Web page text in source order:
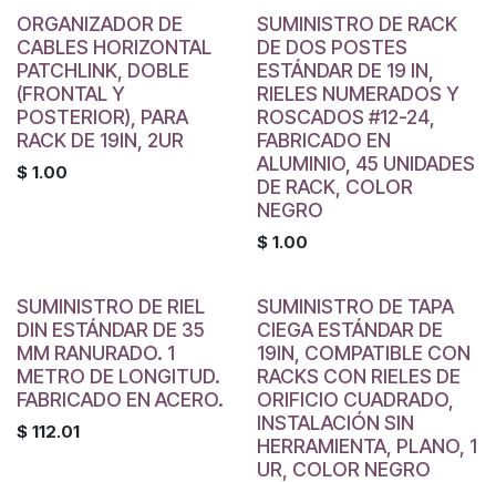
ORGANIZADOR DE
CABLES HORIZONTAL
PATCHLINK, DOBLE
(FRONTAL Y
POSTERIOR), PARA
RACK DE 19IN, 2UR
$ 1.00
SUMINISTRO DE RACK
DE DOS POSTES
ESTÁNDAR DE 19 IN,
RIELES NUMERADOS Y
ROSCADOS #12-24,
FABRICADO EN
ALUMINIO, 45 UNIDADES
DE RACK, COLOR
NEGRO
$ 1.00
SUMINISTRO DE RIEL
DIN ESTÁNDAR DE 35
MM RANURADO. 1
METRO DE LONGITUD.
FABRICADO EN ACERO.
$ 112.01
SUMINISTRO DE TAPA
CIEGA ESTÁNDAR DE
19IN, COMPATIBLE CON
RACKS CON RIELES DE
ORIFICIO CUADRADO,
INSTALACIÓN SIN
HERRAMIENTA, PLANO, 1
UR, COLOR NEGRO